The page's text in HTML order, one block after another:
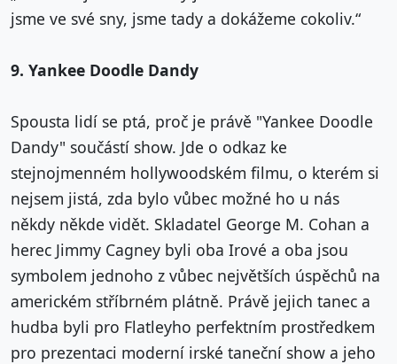
jsme ve své sny, jsme tady a dokážeme cokoliv.“
9. Yankee Doodle Dandy
Spousta lidí se ptá, proč je právě "Yankee Doodle
Dandy" součástí show. Jde o odkaz ke
stejnojmenném hollywoodském filmu, o kterém si
nejsem jistá, zda bylo vůbec možné ho u nás
někdy někde vidět. Skladatel George M. Cohan a
herec Jimmy Cagney byli oba Irové a oba jsou
symbolem jednoho z vůbec největších úspěchů na
americkém stříbrném plátně. Právě jejich tanec a
hudba byli pro Flatleyho perfektním prostředkem
pro prezentaci moderní irské taneční show a jeho